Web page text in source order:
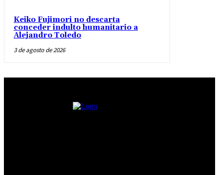
Keiko Fujimori no descarta
conceder indulto humanitario a
Alejandro Toledo
3 de agosto de 2026